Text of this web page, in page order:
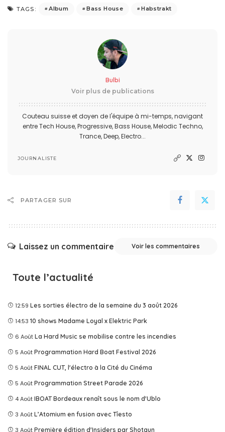
TAGS: Album Bass House Habstrakt
Bulbi
Voir plus de publications
Couteau suisse et doyen de l'équipe à mi-temps, navigant
entre Tech House, Progressive, Bass House, Melodic Techno,
Trance, Deep, Electro...
JOURNALISTE
PARTAGER SUR
Laissez un commentaire Voir les commentaires
Toute l’actualité
12:59 Les sorties électro de la semaine du 3 août 2026
14:53 10 shows Madame Loyal x Elektric Park
6 Août La Hard Music se mobilise contre les incendies
5 Août Programmation Hard Boat Festival 2026
5 Août FINAL CUT, l'électro à la Cité du Cinéma
5 Août Programmation Street Parade 2026
4 Août IBOAT Bordeaux renaît sous le nom d'Ublo
3 Août L’Atomium en fusion avec Tîesto
3 Août Première édition d'Insiders par Shotgun